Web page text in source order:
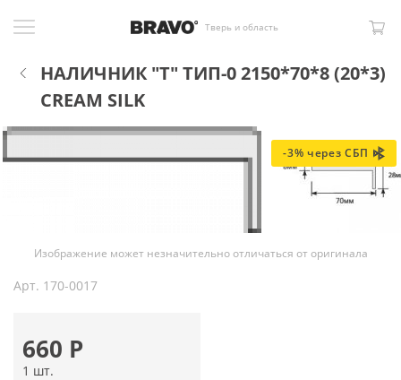
Тверь и область
НАЛИЧНИК "Т" ТИП-0 2150*70*8 (20*3)
CREAM SILK
-3% через СБП
Изображение может незначительно отличаться от оригинала
Арт. 170-0017
660 Р
1 шт.